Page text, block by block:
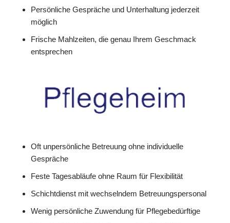
Persönliche Gespräche und Unterhaltung jederzeit
möglich
Frische Mahlzeiten, die genau Ihrem Geschmack
entsprechen
Oft unpersönliche Betreuung ohne individuelle
Gespräche
Feste Tagesabläufe ohne Raum für Flexibilität
Schichtdienst mit wechselndem Betreuungspersonal
Wenig persönliche Zuwendung für Pflegebedürftige